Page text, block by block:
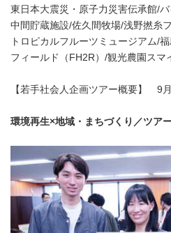
東日本大震災・原子力災害伝承館/
中間貯蔵施設/佐久間牧場/浅野撚糸
トロピカルフルーツミュージアム/
フィールド（FH2R）/観光農園スマ
【若手社会人企画ツアー概要】 9
環境再生×地域・まちづくり／ツア